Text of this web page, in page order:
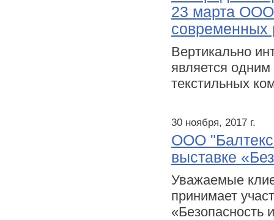
23 марта ООО
современных
Вертикально
является
текстильных
30 ноября, 2017 г.
ООО
выставке
Уважаемые
принимает
«Безопасность